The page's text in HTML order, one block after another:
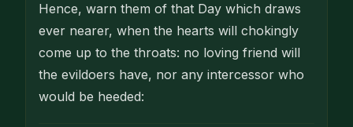
Hence, warn them of that Day which draws
ever nearer, when the hearts will chokingly
come up to the throats: no loving friend will
the evildoers have, nor any intercessor who
would be heeded: